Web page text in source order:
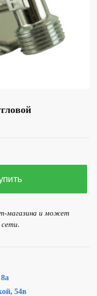
магазина и может
сети.
54в